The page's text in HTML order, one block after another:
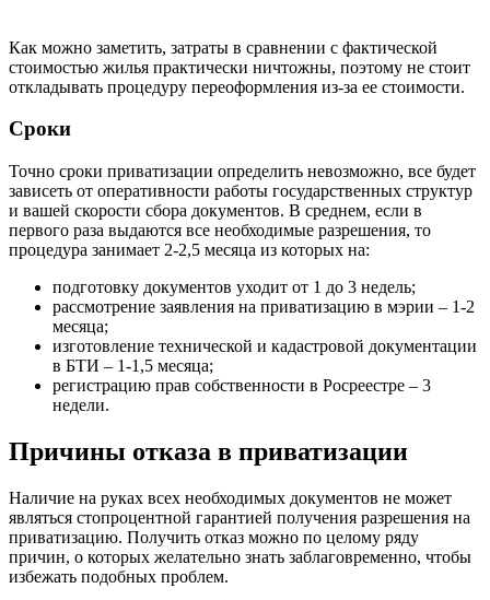
Как можно заметить, затраты в сравнении с фактической
стоимостью жилья практически ничтожны, поэтому не стоит
откладывать процедуру переоформления из-за ее стоимости.
Сроки
Точно сроки приватизации определить невозможно, все будет
зависеть от оперативности работы государственных структур
и вашей скорости сбора документов. В среднем, если в
первого раза выдаются все необходимые разрешения, то
процедура занимает 2-2,5 месяца из которых на:
подготовку документов уходит от 1 до 3 недель;
рассмотрение заявления на приватизацию в мэрии – 1-2
месяца;
изготовление технической и кадастровой документации
в БТИ – 1-1,5 месяца;
регистрацию прав собственности в Росреестре – 3
недели.
Причины отказа в приватизации
Наличие на руках всех необходимых документов не может
являться стопроцентной гарантией получения разрешения на
приватизацию. Получить отказ можно по целому ряду
причин, о которых желательно знать заблаговременно, чтобы
избежать подобных проблем.